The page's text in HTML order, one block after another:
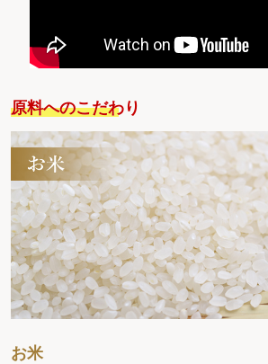
原料へのこだわり
お米